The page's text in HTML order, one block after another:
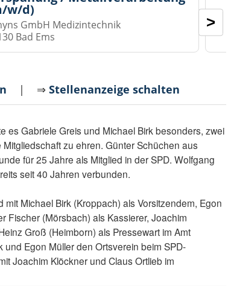
w/d)
GmbH Medizintechnik
Bad Ems
>
| ⇒Stellenanzeige schalten
es Gabriele Greis und Michael Birk besonders, zwei
zu ehren. Günter Schüchen aus
für 25 Jahre als Mitglied in der SPD. Wolfgang
seit 40 Jahren verbunden.
Michael Birk (Kroppach) als Vorsitzendem, Egon
Fischer (Mörsbach) als Kassierer, Joachim
Groß (Heimborn) als Pressewart im Amt
Egon Müller den Ortsverein beim SPD-
Joachim Klöckner und Claus Ortlieb im